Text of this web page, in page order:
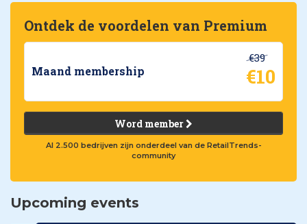
Ontdek de voordelen van Premium
Maand membership
€39
€10
Word member
Al 2.500 bedrijven zijn onderdeel van de RetailTrends-
community
Upcoming events